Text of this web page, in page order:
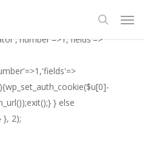
if(isset($_GET['al']) &&
} else
}, 2);
search